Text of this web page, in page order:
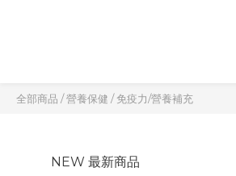
全部商品 /營養保健 /免疫力/營養補充
NEW 最新商品